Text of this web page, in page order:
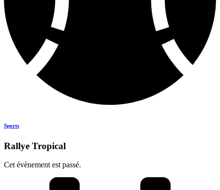
Sports
Rallye Tropical
Cet évènement est passé.